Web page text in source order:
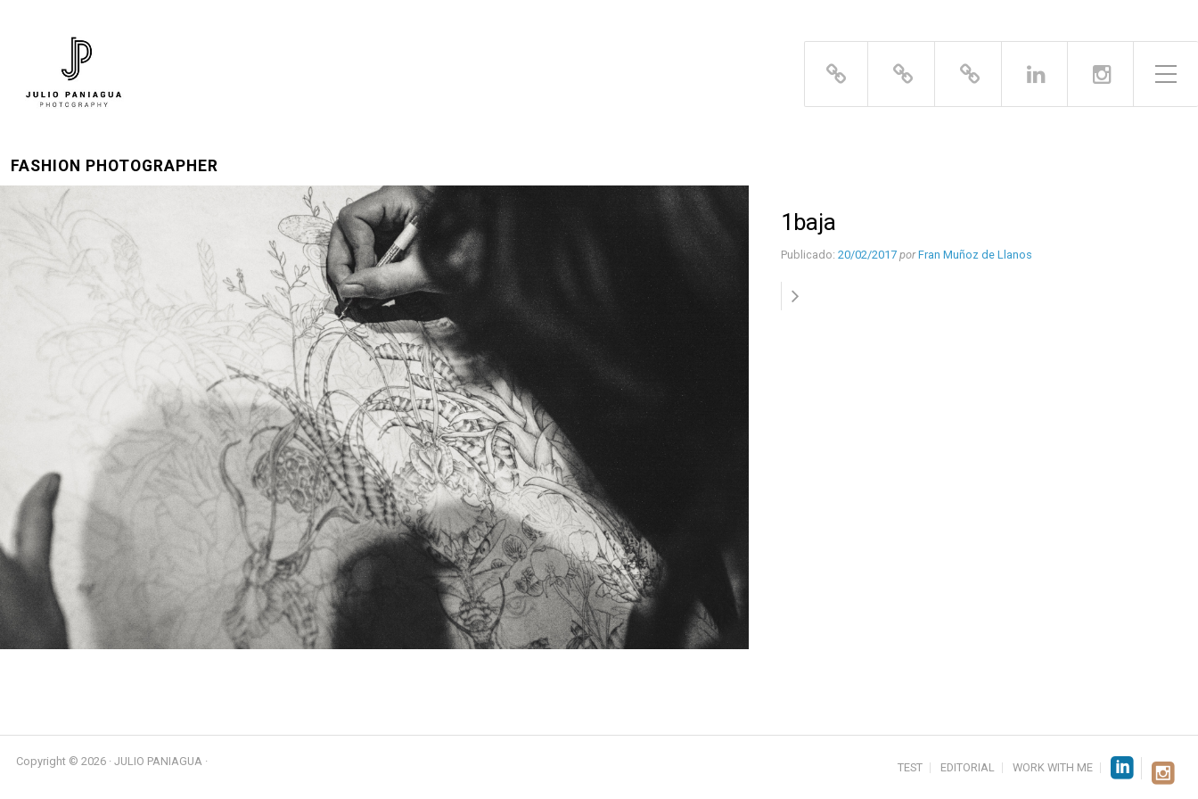
Alternar el menú lateral
FASHION PHOTOGRAPHER
1baja
Publicado: 20/02/2017 por Fran Muñoz de Llanos
Copyright © 2026 · JULIO PANIAGUA · TEST EDITORIAL WORK WITH ME